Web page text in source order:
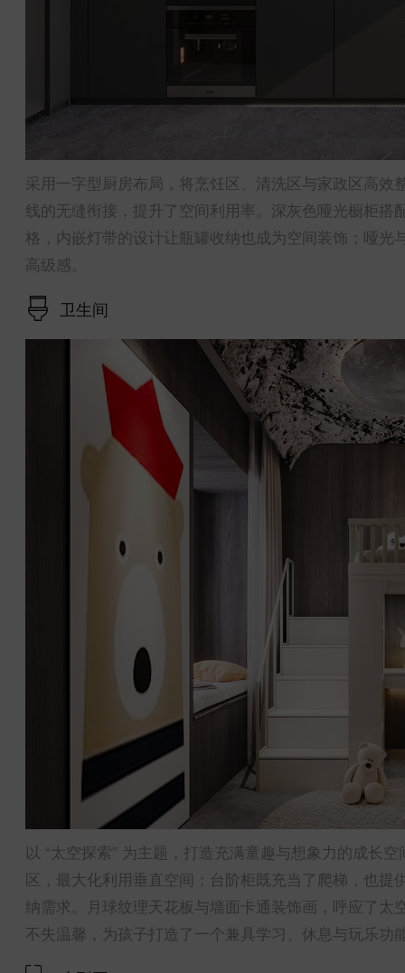
采用一字型厨房布局，将烹饪区、清洗区与家政区高
线的无缝衔接，提升了空间利用率。深灰色哑光橱柜
格，内嵌灯带的设计让瓶罐收纳也成为空间装饰；哑
高级感。
卫生间
以 “太空探索” 为主题，打造充满童趣与想象力的成长
区，最大化利用垂直空间；台阶柜既充当了爬梯，也
纳需求。月球纹理天花板与墙面卡通装饰画，呼应了
不失温馨，为孩子打造了一个兼具学习、休息与玩乐功